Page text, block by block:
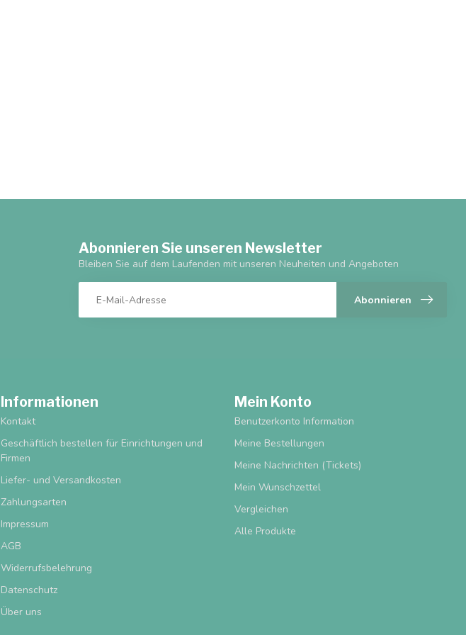
Abonnieren Sie unseren Newsletter
Bleiben Sie auf dem Laufenden mit unseren Neuheiten und Angeboten
Abonnieren
Informationen
Kontakt
Geschäftlich bestellen für Einrichtungen und
Firmen
Liefer- und Versandkosten
Zahlungsarten
Impressum
AGB
Widerrufsbelehrung
Datenschutz
Über uns
Mein Konto
Benutzerkonto Information
Meine Bestellungen
Meine Nachrichten (Tickets)
Mein Wunschzettel
Vergleichen
Alle Produkte